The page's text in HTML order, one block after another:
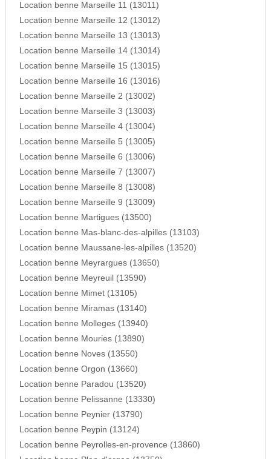
Location benne Marseille 11 (13011)
Location benne Marseille 12 (13012)
Location benne Marseille 13 (13013)
Location benne Marseille 14 (13014)
Location benne Marseille 15 (13015)
Location benne Marseille 16 (13016)
Location benne Marseille 2 (13002)
Location benne Marseille 3 (13003)
Location benne Marseille 4 (13004)
Location benne Marseille 5 (13005)
Location benne Marseille 6 (13006)
Location benne Marseille 7 (13007)
Location benne Marseille 8 (13008)
Location benne Marseille 9 (13009)
Location benne Martigues (13500)
Location benne Mas-blanc-des-alpilles (13103)
Location benne Maussane-les-alpilles (13520)
Location benne Meyrargues (13650)
Location benne Meyreuil (13590)
Location benne Mimet (13105)
Location benne Miramas (13140)
Location benne Molleges (13940)
Location benne Mouries (13890)
Location benne Noves (13550)
Location benne Orgon (13660)
Location benne Paradou (13520)
Location benne Pelissanne (13330)
Location benne Peynier (13790)
Location benne Peypin (13124)
Location benne Peyrolles-en-provence (13860)